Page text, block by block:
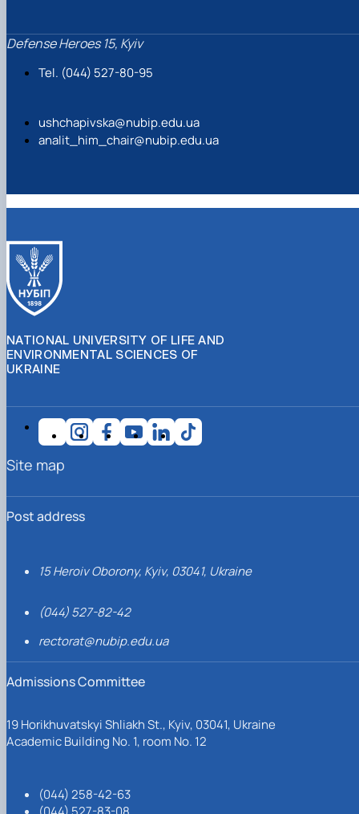
Defense Heroes 15, Kyiv
Tel. (044) 527-80-95
ushchapivska@nubip.edu.ua
analit_him_chair@nubip.edu.ua
NATIONAL UNIVERSITY OF LIFE AND
ENVIRONMENTAL SCIENCES OF
UKRAINE
Post address
15 Heroiv Oborony, Kyiv, 03041, Ukraine
(044) 527-82-42
rectorat@nubip.edu.ua
Admissions Committee
19 Horikhuvatskyi Shliakh St., Kyiv, 03041, Ukraine
Academic Building No. 1, room No. 12
(044) 258-42-63
Site map